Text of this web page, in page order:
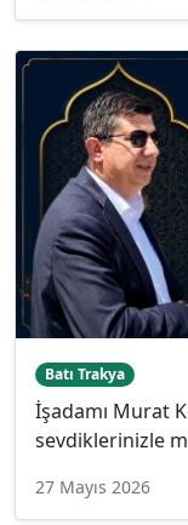
Batı Trakya
İşadamı Murat
sevdiklerinizle
27 Mayıs 2026